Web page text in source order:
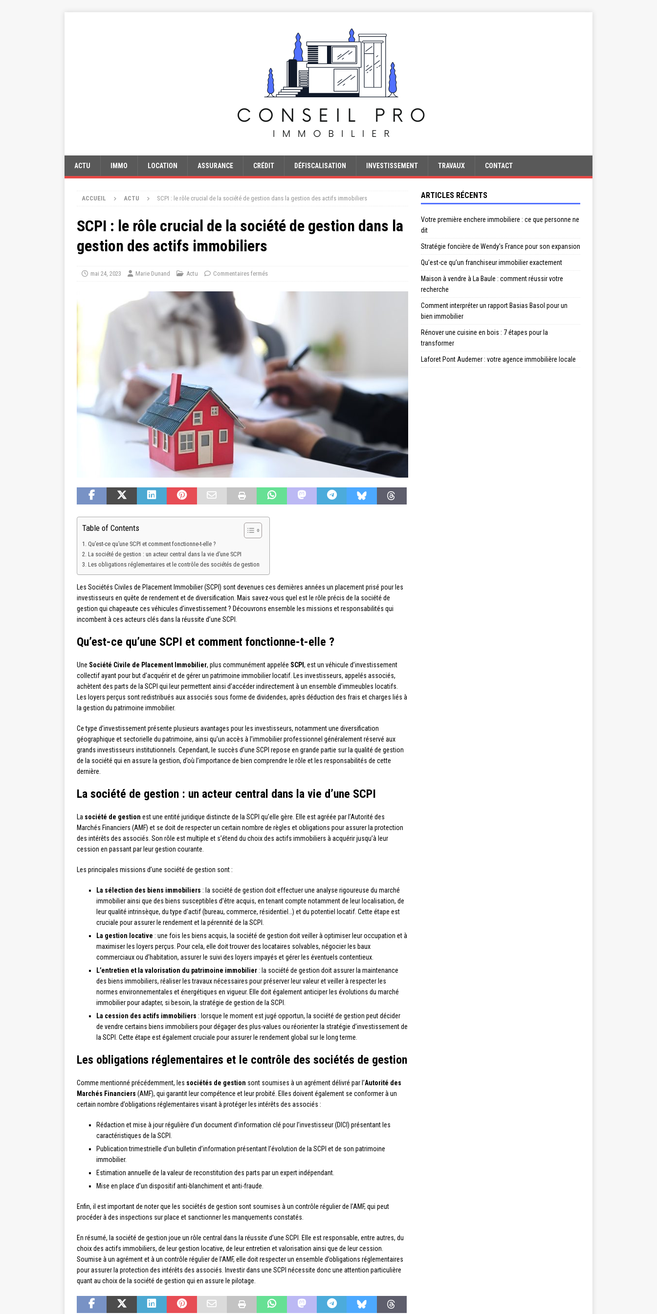
ACTU IMMO LOCATION ASSURANCE CRÉDIT DÉFISCALISATION INVESTISSEMENT TRAVAUX CONTACT
ACCUEIL ACTU SCPI : le rôle crucial de la société de gestion dans la gestion des actifs immobiliers
SCPI : le rôle crucial de la société de gestion dans la
gestion des actifs immobiliers
mai 24, 2023 Marie Dunand Actu Commentaires fermés
Table of Contents
Qu’est-ce qu’une SCPI et comment fonctionne-t-elle ?
La société de gestion : un acteur central dans la vie d’une SCPI
Les obligations réglementaires et le contrôle des sociétés de gestion
Les Sociétés Civiles de Placement Immobilier (SCPI) sont devenues ces dernières années un placement prisé pour les
investisseurs en quête de rendement et de diversification. Mais savez-vous quel est le rôle précis de la société de
gestion qui chapeaute ces véhicules d’investissement ? Découvrons ensemble les missions et responsabilités qui
incombent à ces acteurs clés dans la réussite d’une SCPI.
Qu’est-ce qu’une SCPI et comment fonctionne-t-elle ?
Une Société Civile de Placement Immobilier, plus communément appelée SCPI , est un véhicule d’investissement
collectif ayant pour but d’acquérir et de gérer un patrimoine immobilier locatif. Les investisseurs, appelés associés,
achètent des parts de la SCPI qui leur permettent ainsi d’accéder indirectement à un ensemble d’immeubles locatifs.
Les loyers perçus sont redistribués aux associés sous forme de dividendes, après déduction des frais et charges liés à
la gestion du patrimoine immobilier.
Ce type d’investissement présente plusieurs avantages pour les investisseurs, notamment une diversification
géographique et sectorielle du patrimoine, ainsi qu’un accès à l’immobilier professionnel généralement réservé aux
grands investisseurs institutionnels. Cependant, le succès d’une SCPI repose en grande partie sur la qualité de gestion
de la société qui en assure la gestion, d’où l’importance de bien comprendre le rôle et les responsabilités de cette
dernière.
La société de gestion : un acteur central dans la vie d’une SCPI
La société de gestion est une entité juridique distincte de la SCPI qu’elle gère. Elle est agréée par l’Autorité des
Marchés Financiers (AMF) et se doit de respecter un certain nombre de règles et obligations pour assurer la protection
des intérêts des associés. Son rôle est multiple et s’étend du choix des actifs immobiliers à acquérir jusqu’à leur
cession en passant par leur gestion courante.
Les principales missions d’une société de gestion sont :
La sélection des biens immobiliers : la société de gestion doit effectuer une analyse rigoureuse du marché
immobilier ainsi que des biens susceptibles d’être acquis, en tenant compte notamment de leur localisation, de
leur qualité intrinsèque, du type d’actif (bureau, commerce, résidentiel…) et du potentiel locatif. Cette étape est
cruciale pour assurer le rendement et la pérennité de la SCPI.
La gestion locative : une fois les biens acquis, la société de gestion doit veiller à optimiser leur occupation et à
maximiser les loyers perçus. Pour cela, elle doit trouver des locataires solvables, négocier les baux
commerciaux ou d’habitation, assurer le suivi des loyers impayés et gérer les éventuels contentieux.
L’entretien et la valorisation du patrimoine immobilier : la société de gestion doit assurer la maintenance
des biens immobiliers, réaliser les travaux nécessaires pour préserver leur valeur et veiller à respecter les
normes environnementales et énergétiques en vigueur. Elle doit également anticiper les évolutions du marché
immobilier pour adapter, si besoin, la stratégie de gestion de la SCPI.
La cession des actifs immobiliers : lorsque le moment est jugé opportun, la société de gestion peut décider
de vendre certains biens immobiliers pour dégager des plus-values ou réorienter la stratégie d’investissement de
la SCPI. Cette étape est également cruciale pour assurer le rendement global sur le long terme.
Les obligations réglementaires et le contrôle des sociétés de gestion
Comme mentionné précédemment, les sociétés de gestion sont soumises à un agrément délivré par l’Autorité des
Marchés Financiers (AMF), qui garantit leur compétence et leur probité. Elles doivent également se conformer à un
certain nombre d’obligations réglementaires visant à protéger les intérêts des associés :
Rédaction et mise à jour régulière d’un document d’information clé pour l’investisseur (DICI) présentant les
caractéristiques de la SCPI.
Publication trimestrielle d’un bulletin d’information présentant l’évolution de la SCPI et de son patrimoine
immobilier.
Estimation annuelle de la valeur de reconstitution des parts par un expert indépendant.
Mise en place d’un dispositif anti-blanchiment et anti-fraude.
Enfin, il est important de noter que les sociétés de gestion sont soumises à un contrôle régulier de l’AMF, qui peut
procéder à des inspections sur place et sanctionner les manquements constatés.
En résumé, la société de gestion joue un rôle central dans la réussite d’une SCPI. Elle est responsable, entre autres, du
choix des actifs immobiliers, de leur gestion locative, de leur entretien et valorisation ainsi que de leur cession.
Soumise à un agrément et à un contrôle régulier de l’AMF, elle doit respecter un ensemble d’obligations réglementaires
pour assurer la protection des intérêts des associés. Investir dans une SCPI nécessite donc une attention particulière
quant au choix de la société de gestion qui en assure le pilotage.
ARTICLES RÉCENTS
Votre première enchere immobiliere : ce que personne ne
dit
Stratégie foncière de Wendy’s France pour son expansion
Qu’est-ce qu’un franchiseur immobilier exactement
Maison à vendre à La Baule : comment réussir votre
recherche
Comment interpréter un rapport Basias Basol pour un
bien immobilier
Rénover une cuisine en bois : 7 étapes pour la
transformer
Laforet Pont Audemer : votre agence immobilière locale